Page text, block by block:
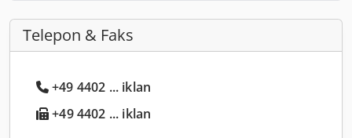
Telepon & Faks
+49 4402 ... iklan
+49 4402 ... iklan